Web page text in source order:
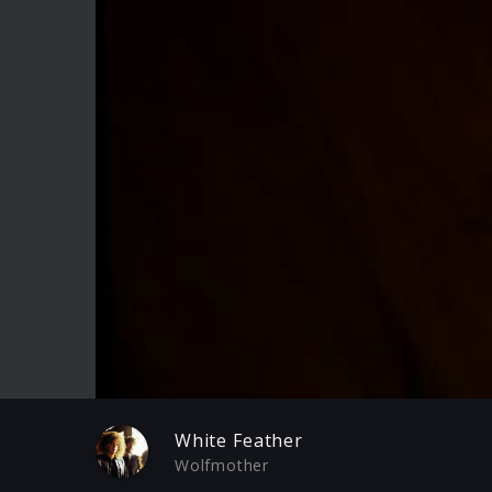
Play
White Feather
Wolfmother